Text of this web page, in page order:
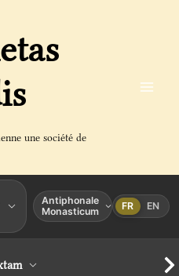
une société de
Antiphonale
Monasticum
FR EN